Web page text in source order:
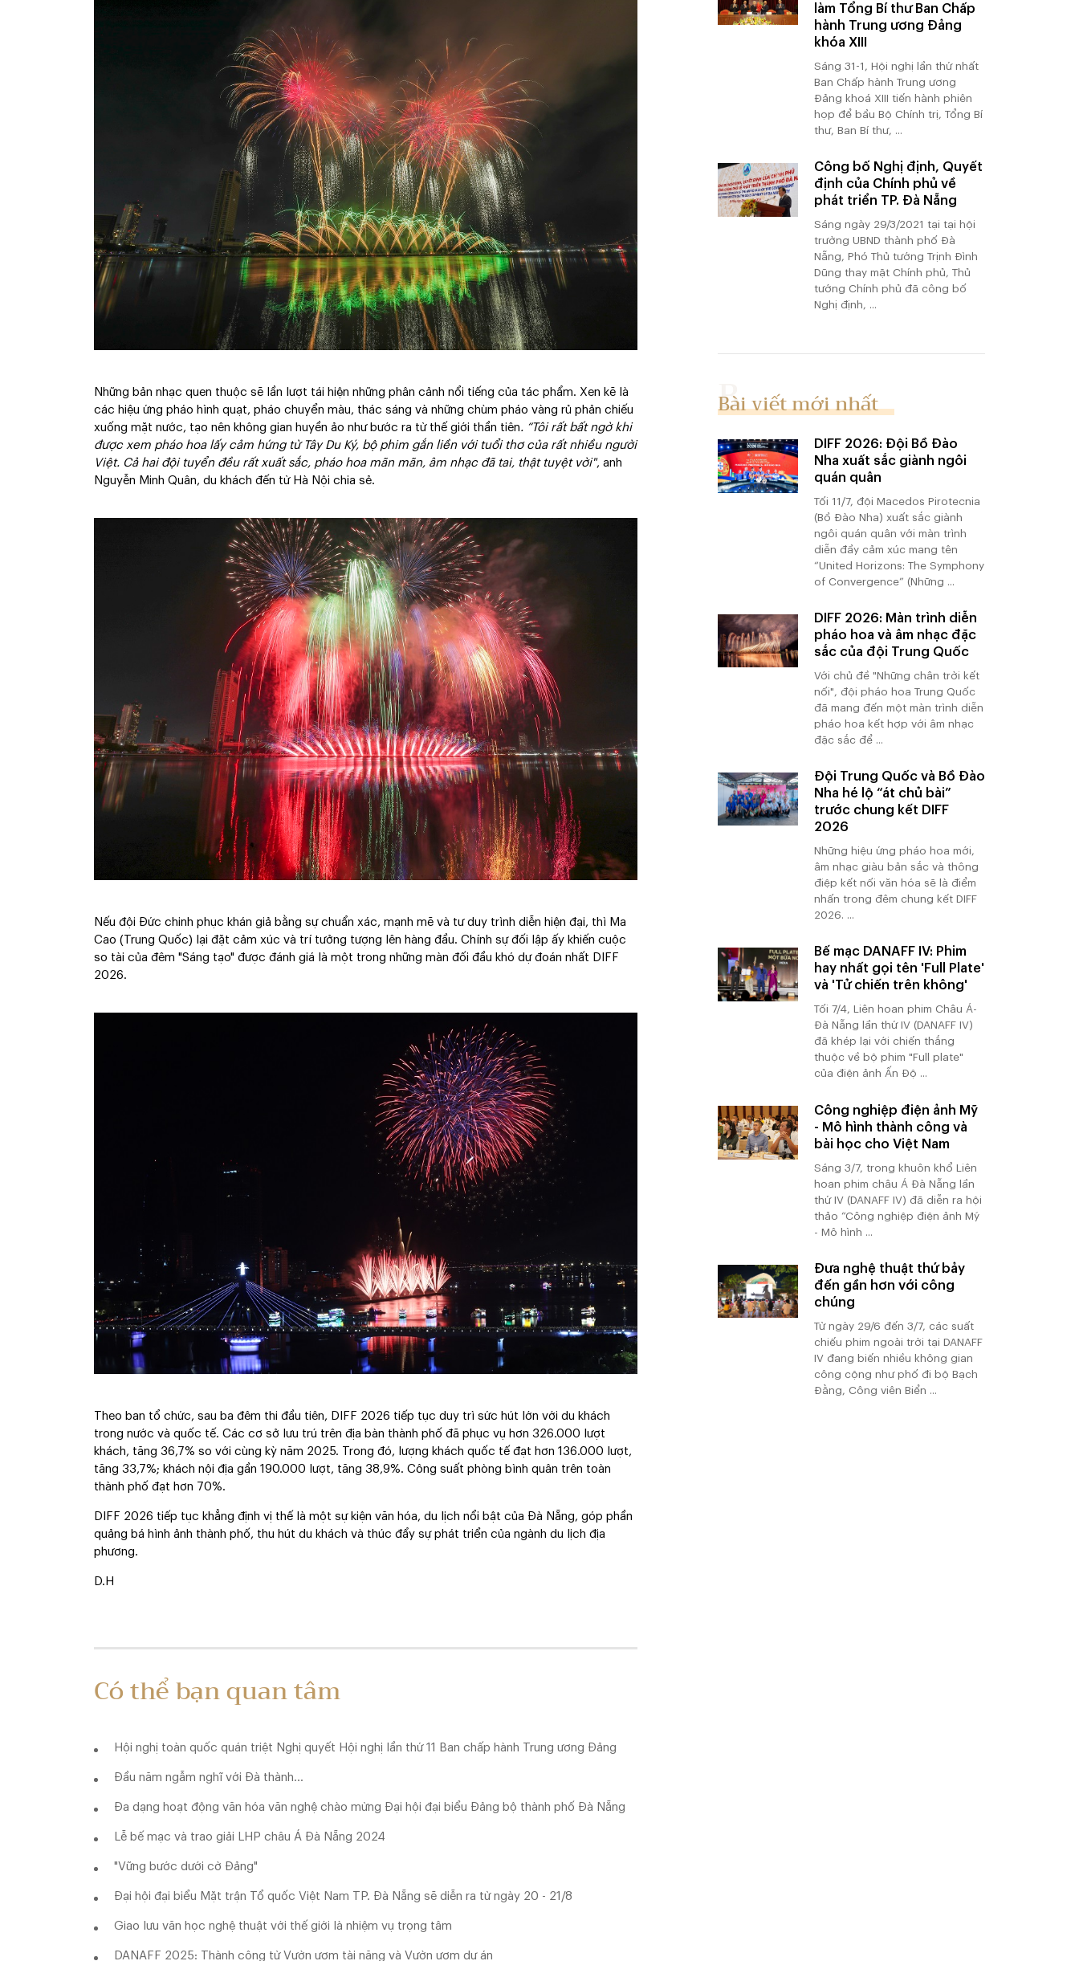
Những bản nhạc quen thuộc sẽ lần lượt tái hiện những phân cảnh nổi tiếng của tác phẩm. Xen kẽ là
các hiệu ứng pháo hình quạt, pháo chuyển màu, thác sáng và những chùm pháo vàng rủ phản chiếu
xuống mặt nước, tạo nên không gian huyền ảo như bước ra từ thế giới thần tiên. “Tôi rất bất ngờ khi
được xem pháo hoa lấy cảm hứng từ Tây Du Ký, bộ phim gắn liền với tuổi thơ của rất nhiều người
Việt. Cả hai đội tuyển đều rất xuất sắc, pháo hoa mãn mãn, âm nhạc đã tai, thật tuyệt vời", anh
Nguyễn Minh Quân, du khách đến từ Hà Nội chia sẻ.
Nếu đội Đức chinh phục khán giả bằng sự chuẩn xác, mạnh mẽ và tư duy trình diễn hiện đại, thì Ma
Cao (Trung Quốc) lại đặt cảm xúc và trí tưởng tượng lên hàng đầu. Chính sự đối lập ấy khiến cuộc
so tài của đêm "Sáng tạo" được đánh giá là một trong những màn đối đầu khó dự đoán nhất DIFF
2026.
Theo ban tổ chức, sau ba đêm thi đầu tiên, DIFF 2026 tiếp tục duy trì sức hút lớn với du khách
trong nước và quốc tế. Các cơ sở lưu trú trên địa bàn thành phố đã phục vụ hơn 326.000 lượt
khách, tăng 36,7% so với cùng kỳ năm 2025. Trong đó, lượng khách quốc tế đạt hơn 136.000 lượt,
tăng 33,7%; khách nội địa gần 190.000 lượt, tăng 38,9%. Công suất phòng bình quân trên toàn
thành phố đạt hơn 70%.
DIFF 2026 tiếp tục khẳng định vị thế là một sự kiện văn hóa, du lịch nổi bật của Đà Nẵng, góp phần
quảng bá hình ảnh thành phố, thu hút du khách và thúc đẩy sự phát triển của ngành du lịch địa
phương.
D.H
Có thể bạn quan tâm
Hội nghị toàn quốc quán triệt Nghị quyết Hội nghị lần thứ 11 Ban chấp hành Trung ương Đảng
Đầu năm ngẫm nghĩ với Đà thành...
Đa dạng hoạt động văn hóa văn nghệ chào mừng Đại hội đại biểu Đảng bộ thành phố Đà Nẵng
Lễ bế mạc và trao giải LHP châu Á Đà Nẵng 2024
"Vững bước dưới cờ Đảng"
Đại hội đại biểu Mặt trận Tổ quốc Việt Nam TP. Đà Nẵng sẽ diễn ra từ ngày 20 - 21/8
Giao lưu văn học nghệ thuật với thế giới là nhiệm vụ trọng tâm
DANAFF 2025: Thành công từ Vườn ươm tài năng và Vườn ươm dự án
làm Tổng Bí thư Ban Chấp
hành Trung ương Đảng
khóa XIII
Sáng 31-1, Hội nghị lần thứ nhất
Ban Chấp hành Trung ương
Đảng khoá XIII tiến hành phiên
họp để bầu Bộ Chính trị, Tổng Bí
thư, Ban Bí thư, ...
Công bố Nghị định, Quyết
định của Chính phủ về
phát triển TP. Đà Nẵng
Sáng ngày 29/3/2021 tại tại hội
trường UBND thành phố Đà
Nẵng, Phó Thủ tướng Trịnh Đình
Dũng thay mặt Chính phủ, Thủ
tướng Chính phủ đã công bố
Nghị định, ...
Bài viết mới nhất
DIFF 2026: Đội Bồ Đào
Nha xuất sắc giành ngôi
quán quân
Tối 11/7, đội Macedos Pirotecnia
(Bồ Đào Nha) xuất sắc giành
ngôi quán quân với màn trình
diễn đầy cảm xúc mang tên
“United Horizons: The Symphony
of Convergence” (Những ...
DIFF 2026: Màn trình diễn
pháo hoa và âm nhạc đặc
sắc của đội Trung Quốc
Với chủ đề "Những chân trời kết
nối", đội pháo hoa Trung Quốc
đã mang đến một màn trình diễn
pháo hoa kết hợp với âm nhạc
đặc sắc để ...
Đội Trung Quốc và Bồ Đào
Nha hé lộ “át chủ bài”
trước chung kết DIFF
2026
Những hiệu ứng pháo hoa mới,
âm nhạc giàu bản sắc và thông
điệp kết nối văn hóa sẽ là điểm
nhấn trong đêm chung kết DIFF
2026. ...
Bế mạc DANAFF IV: Phim
hay nhất gọi tên 'Full Plate'
và 'Tử chiến trên không'
Tối 7/4, Liên hoan phim Châu Á-
Đà Nẵng lần thứ IV (DANAFF IV)
đã khép lại với chiến thắng
thuộc về bộ phim "Full plate"
của điện ảnh Ấn Độ ...
Công nghiệp điện ảnh Mỹ
- Mô hình thành công và
bài học cho Việt Nam
Sáng 3/7, trong khuôn khổ Liên
hoan phim châu Á Đà Nẵng lần
thứ IV (DANAFF IV) đã diễn ra hội
thảo “Công nghiệp điện ảnh Mỹ
- Mô hình ...
Đưa nghệ thuật thứ bảy
đến gần hơn với công
chúng
Từ ngày 29/6 đến 3/7, các suất
chiếu phim ngoài trời tại DANAFF
IV đang biến nhiều không gian
công cộng như phố đi bộ Bạch
Đằng, Công viên Biển ...